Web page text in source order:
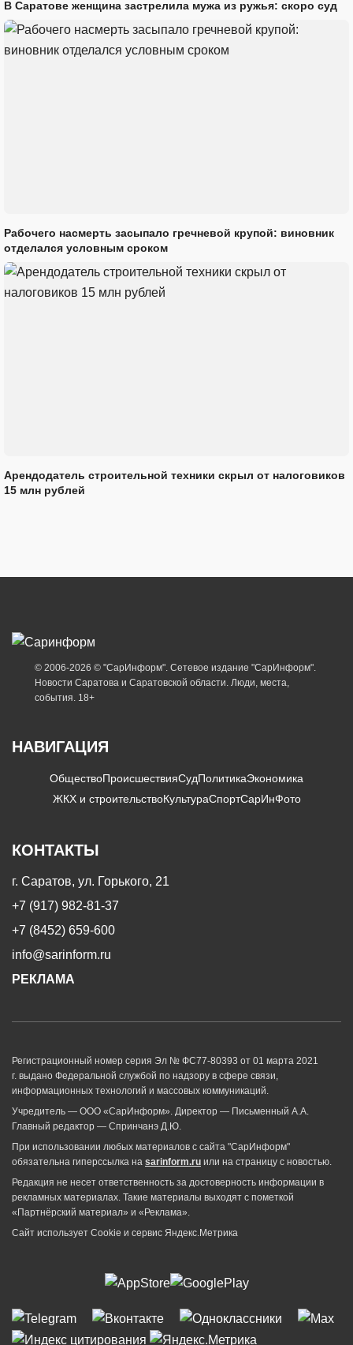
В Саратове женщина застрелила мужа из ружья: скоро суд
Рабочего насмерть засыпало гречневой крупой: виновник
отделался условным сроком
Арендодатель строительной техники скрыл от налоговиков
15 млн рублей
© 2006-2026 © "СарИнформ". Сетевое издание "СарИнформ".
Новости Саратова и Саратовской области. Люди, места,
события. 18+
НАВИГАЦИЯ
ОбществоПроисшествияСудПолитикаЭкономика
ЖКХ и строительствоКультураСпортСарИнФото
КОНТАКТЫ
г. Саратов, ул. Горького, 21
+7 (917) 982-81-37
+7 (8452) 659-600
info@sarinform.ru
РЕКЛАМА
Регистрационный номер серия Эл № ФС77-80393 от 01 марта 2021
г. выдано Федеральной службой по надзору в сфере связи,
информационных технологий и массовых коммуникаций.
Учредитель — ООО «СарИнформ». Директор — Письменный А.А.
Главный редактор — Спринчанэ Д.Ю.
При использовании любых материалов с сайта "СарИнформ"
обязательна гиперссылка на sarinform.ru или на страницу с новостью.
Редакция не несет ответственность за достоверность информации в
рекламных материалах. Такие материалы выходят с пометкой
«Партнёрский материал» и «Реклама».
Сайт использует Cookie и сервиc Яндекс.Метрика